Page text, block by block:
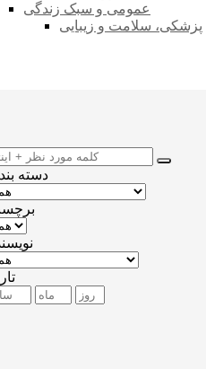
عمومی و سبک زندگی
پزشکی، سلامت و زیبایی
دسته